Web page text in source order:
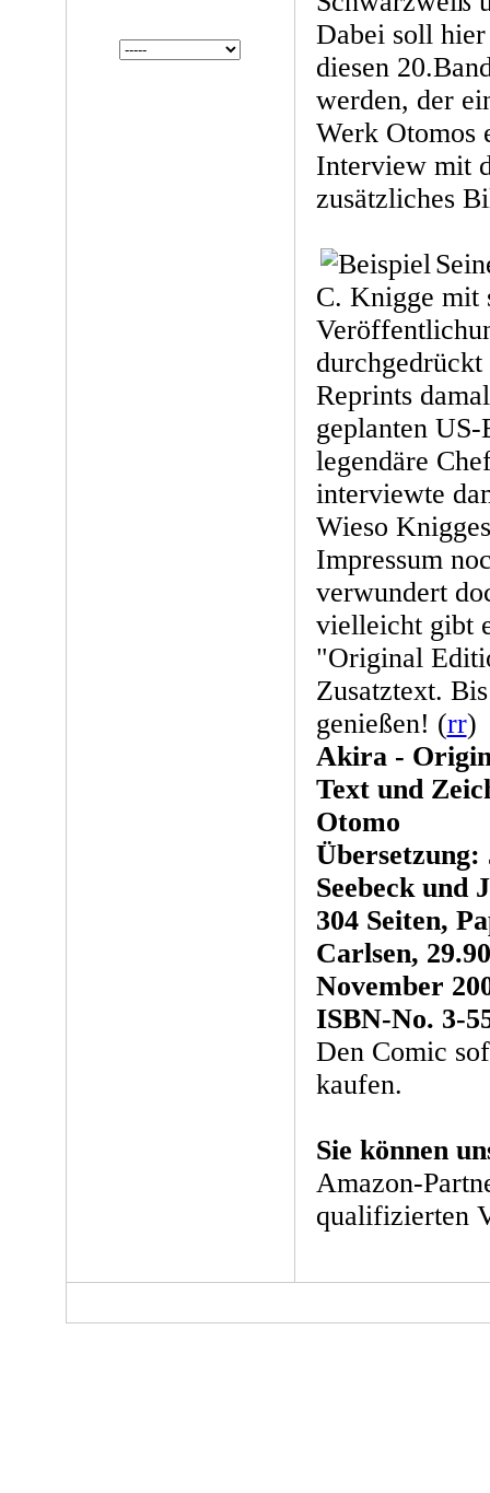
Dabei soll
diesen
werden, der
Werk Otomos
Interview mit
zusätzliches
C. Knigge mit
Reprints
geplanten
legendäre
interviewte
Wieso
Impressum
verwundert
vielleicht gibt
"Original
Zusatztext.
genießen! (rr)
Akira -
Text und
Otomo
Seebeck und
304 Seiten,
Carlsen,
November
ISBN-No. 3-
Den Comic
kaufen.
Sie können
Amazon-
qualifizierten